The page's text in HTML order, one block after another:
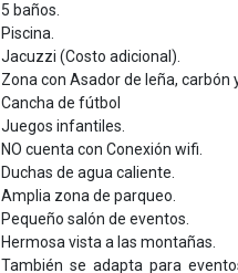
5 baños.
Piscina.
Jacuzzi (Costo adicional).
Zona con Asador de leña, carbón
Cancha de fútbol
Juegos infantiles.
NO cuenta con Conexión wifi.
Duchas de agua caliente.
Amplia zona de parqueo.
Pequeño salón de eventos.
Hermosa vista a las montañas.
También se adapta para